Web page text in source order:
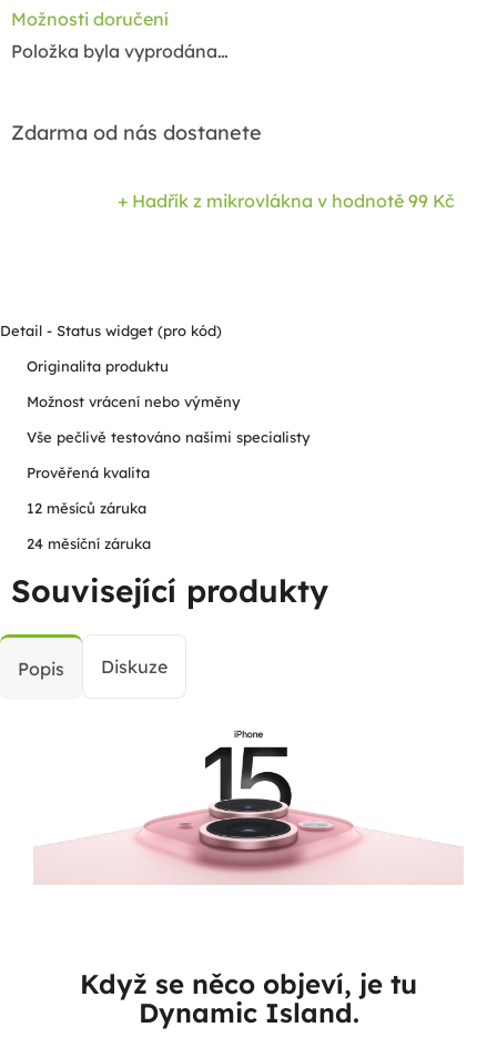
Možnosti doručení
Položka byla vyprodána…
Zdarma od nás dostanete
+ Hadřík z mikrovlákna v hodnotě 99 Kč
Detail - Status widget (pro kód)
Originalita produktu
Možnost vrácení nebo výměny
Vše pečlivě testováno našimi specialisty
Prověřená kvalita
12 měsíců záruka
24 měsíční záruka
Související produkty
Popis Diskuze
Když se něco objeví, je tu
Dynamic Island.